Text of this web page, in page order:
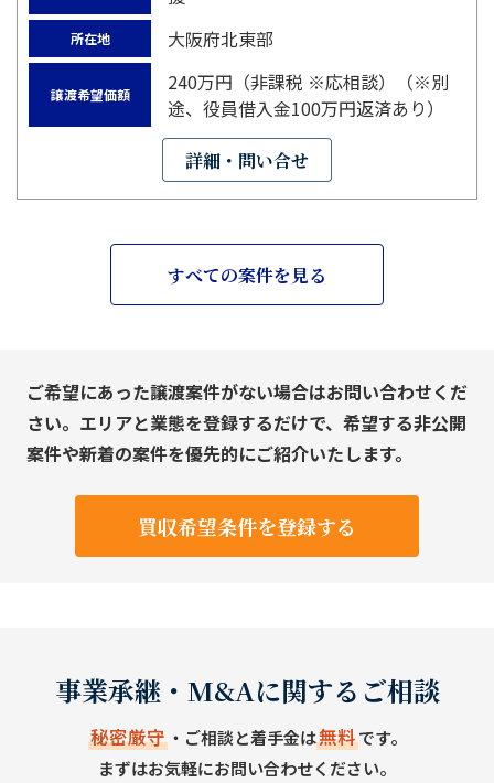
所在地 大阪府北東部
譲渡希望価額
240万円（非課税 ※応相談）（※別
途、役員借入金100万円返済あり）
詳細・問い合せ
すべての案件を見る
ご希望にあった譲渡案件がない場合はお問い合わせくだ
さい。エリアと業態を登録するだけで、希望する非公開
案件や新着の案件を優先的にご紹介いたします。
買収希望条件を登録する
事業承継・M&Aに関するご相談
秘密厳守・ご相談と着手金は無料です。
まずはお気軽にお問い合わせください。